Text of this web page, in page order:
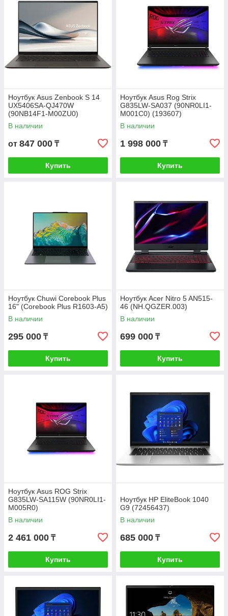
Ноутбук Asus Zenbook S 14
UX5406SA-QJ470W
(90NB14F1-M00ZU0)
В наличии
от 847 000 ₸
Купить
Ноутбук Asus Rog Strix
G835LW-SA037 (90NR0LI1-
M001C0) (193607)
В наличии
1 998 000 ₸
Купить
Ноутбук Chuwi Corebook Plus
16" (Corebook Plus R1603-A5)
В наличии
295 000 ₸
Купить
Ноутбук Acer Nitro 5 AN515-
46 (NH.QGZER.003)
В наличии
699 000 ₸
Купить
Ноутбук Asus ROG Strix
G835LW-SA115W (90NR0LI1-
M005R0)
В наличии
2 461 000 ₸
Купить
Ноутбук HP EliteBook 1040
G9 (72456437)
В наличии
685 000 ₸
Купить